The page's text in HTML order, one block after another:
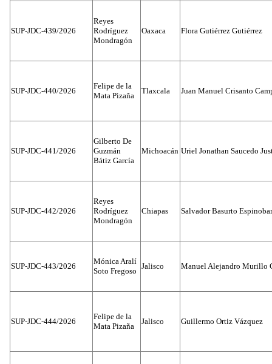
SUP-JDC-439/2026
Reyes
Rodríguez
Mondragón
Oaxaca Flora Gutiérrez Gutiérrez
SUP-JDC-440/2026
Felipe de la
Mata Pizaña
Tlaxcala Juan Manuel Crisanto
SUP-JDC-441/2026
Gilberto De
Guzmán
Bátiz García
Michoacán Uriel Jonathan Saucedo
SUP-JDC-442/2026
Reyes
Rodríguez
Mondragón
Chiapas Salvador Basurto
SUP-JDC-443/2026
Mónica Aralí
Soto Fregoso
Jalisco Manuel Alejandro Murillo
SUP-JDC-444/2026
Felipe de la
Mata Pizaña
Jalisco Guillermo Ortiz Vázquez